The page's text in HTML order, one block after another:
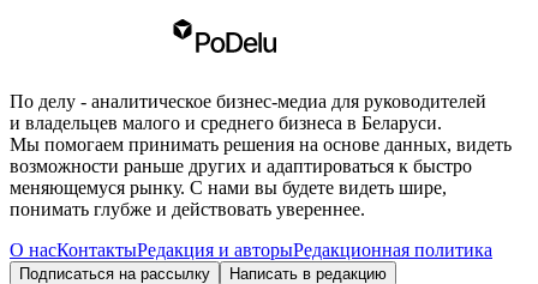
По делу - аналитическое бизнес-медиа для руководителей
и владельцев малого и среднего бизнеса в Беларуси.
Мы помогаем принимать решения на основе данных, видеть
возможности раньше других и адаптироваться к быстро
меняющемуся рынку. С нами вы будете видеть шире,
понимать глубже и действовать увереннее.
О насКонтактыРедакция и авторыРедакционная политика
Подписаться на рассылку Написать в редакцию